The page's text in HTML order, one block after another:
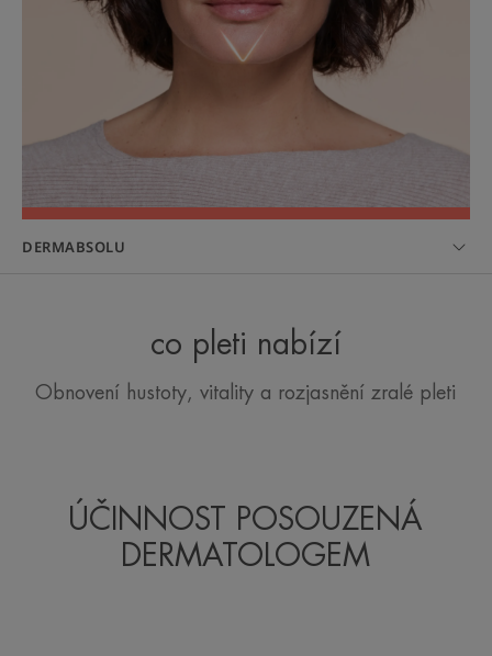
DERMABSOLU
co pleti nabízí
Obnovení hustoty, vitality a rozjasnění zralé pleti
ÚČINNOST POSOUZENÁ
DERMATOLOGEM